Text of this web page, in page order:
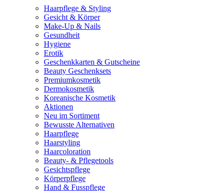
Haarpflege & Styling
Gesicht & Körper
Make-Up & Nails
Gesundheit
Hygiene
Erotik
Geschenkkarten & Gutscheine
Beauty Geschenksets
Premiumkosmetik
Dermokosmetik
Koreanische Kosmetik
Aktionen
Neu im Sortiment
Bewusste Alternativen
Haarpflege
Haarstyling
Haarcoloration
Beauty- & Pflegetools
Gesichtspflege
Körperpflege
Hand & Fusspflege